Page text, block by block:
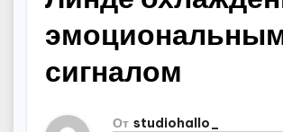
сигналом
От studiohallo_